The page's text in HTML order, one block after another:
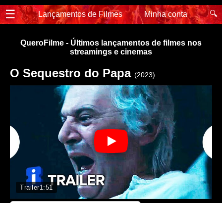
☰ Lançamentos de Filmes Minha conta 🔍
QueroFilme - Últimos lançamentos de filmes nos
streamings e cinemas
O Sequestro do Papa (2023)
Trailer1:51